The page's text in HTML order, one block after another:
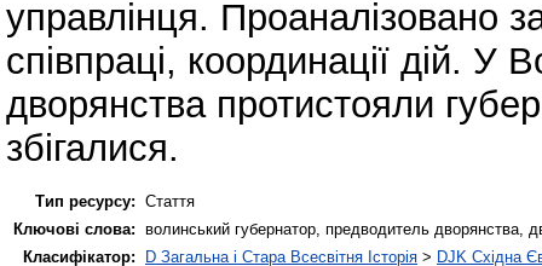
управлінця. Проаналізовано
співпраці, координації дій. У
дворянства протистояли
збігалися.
Тип ресурсу: Стаття
Ключові слова: волинський губернатор, предводитель дворянства,
Класифікатор:
D Загальна і Стара Всесвітня Історія > DJK Східна